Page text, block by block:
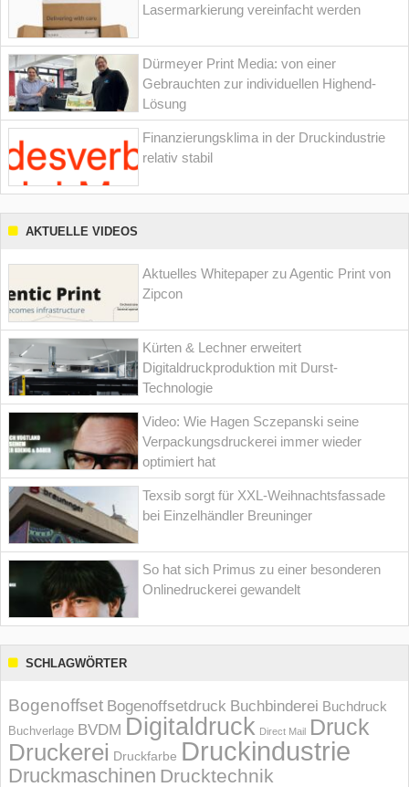
Lasermarkierung vereinfacht werden
Dürmeyer Print Media: von einer
Gebrauchten zur individuellen Highend-
Lösung
Finanzierungsklima in der Druckindustrie
relativ stabil
AKTUELLE VIDEOS
Aktuelles Whitepaper zu Agentic Print von
Zipcon
Kürten & Lechner erweitert
Digitaldruckproduktion mit Durst-
Technologie
Video: Wie Hagen Sczepanski seine
Verpackungsdruckerei immer wieder
optimiert hat
Texsib sorgt für XXL-Weihnachtsfassade
bei Einzelhändler Breuninger
So hat sich Primus zu einer besonderen
Onlinedruckerei gewandelt
SCHLAGWÖRTER
Bogenoffset Bogenoffsetdruck Buchbinderei Buchdruck
Buchverlage BVDM Digitaldruck Direct Mail Druck
Druckerei Druckfarbe Druckindustrie
Druckmaschinen Drucktechnik